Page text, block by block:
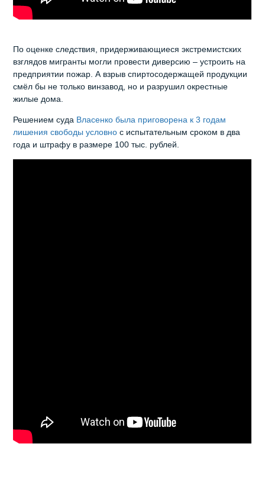
По оценке следствия, придерживающиеся экстремистских
взглядов мигранты могли провести диверсию – устроить на
предприятии пожар. А взрыв спиртосодержащей продукции
смёл бы не только винзавод, но и разрушил окрестные
жилые дома.
Решением суда Власенко была приговорена к 3 годам
лишения свободы условно с испытательным сроком в два
года и штрафу в размере 100 тыс. рублей.